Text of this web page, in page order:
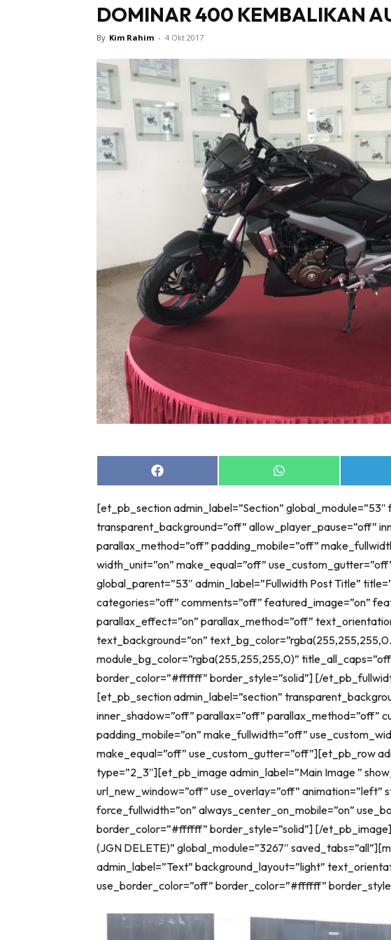
DOMINAR 400 KEMBALIKAN
By Kim Rahim - 4 Okt 2017
Share
on
Share
on
[et_pb_section admin_label=”Section” global_module=”53″
transparent_background=”off” allow_player_pause=”off”
parallax_method=”off” padding_mobile=”off”
width_unit=”on” make_equal=”off”
global_parent=”53″ admin_label=”Fullwidth Post Title”
categories=”off” comments=”off” featured_image=”on”
parallax_effect=”on” parallax_method=”off”
text_background=”on”
module_bg_color=”rgba(255,255,255,0)”
border_color=”#ffffff” border_style=”solid”] [/
[et_pb_section admin_label=”section”
inner_shadow=”off” parallax=”off” parallax_method=”off”
padding_mobile=”on” make_fullwidth=”off”
make_equal=”off” use_custom_gutter=”off”][et_pb_row
type=”2_3″][et_pb_image admin_label=”Main Image ”
url_new_window=”off” use_overlay=”off” animation=”left”
force_fullwidth=”on” always_center_on_mobile=”on”
border_color=”#ffffff” border_style=”solid”] [/
(JGN DELETE)” global_module=”3267″
admin_label=”Text” background_layout=”light”
use_border_color=”off” border_color=”#ffffff”